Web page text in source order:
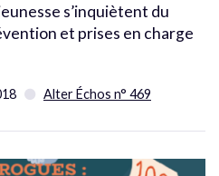
s’inquiètent du
et prises en charge
Alter Échos n° 469